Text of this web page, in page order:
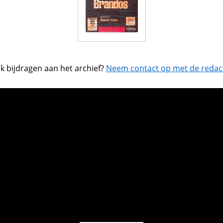
bijdragen aan het archief? Neem contact op met de